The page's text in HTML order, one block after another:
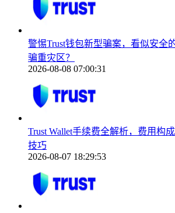
警惕Trust钱包新型骗案，看似安全
骗重灾区？
2026-08-08 07:00:31
Trust Wallet手续费全解析，费用构
技巧
2026-08-07 18:29:53